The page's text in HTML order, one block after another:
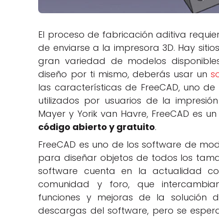
El proceso de fabricación aditiva
de enviarse a la impresora 3D. Hay
gran variedad de modelos
diseño por ti mismo, deberás usar un
las características de FreeCAD, uno
utilizados por usuarios de la
Mayer y Yorik van Havre, FreeCAD
código abierto y gratuito.
FreeCAD es uno de los software de
para diseñar objetos de todos los
software cuenta en la actualidad
comunidad y foro, que
funciones y mejoras de la solución
descargas del software, pero se